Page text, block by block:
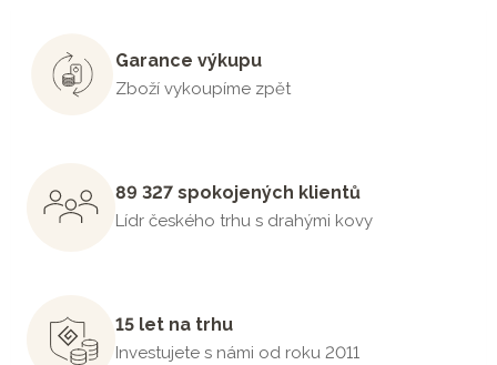
Garance výkupu
Zboží vykoupíme zpět
89 327 spokojených klientů
Lídr českého trhu s drahými kovy
15 let na trhu
Investujete s námi od roku 2011